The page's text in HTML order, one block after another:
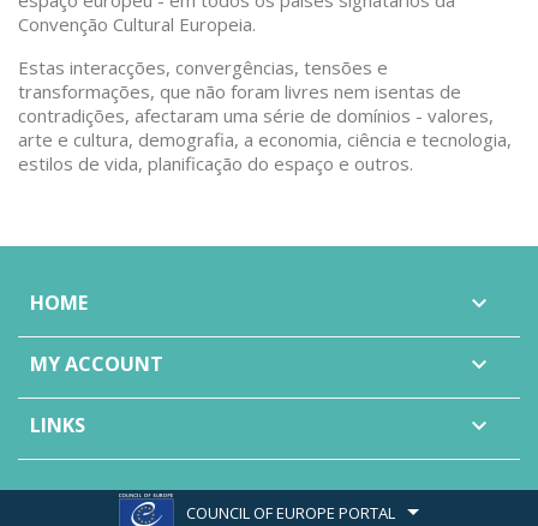
Convenção Cultural Europeia.
Estas interacções, convergências, tensões e
transformações, que não foram livres nem isentas de
contradições, afectaram uma série de domínios - valores,
arte e cultura, demografia, a economia, ciência e tecnologia,
estilos de vida, planificação do espaço e outros.
HOME 
MY ACCOUNT 
LINKS 
COUNCIL OF EUROPE PORTAL